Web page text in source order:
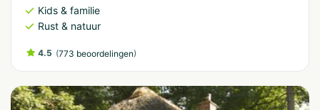
Kids & familie
Rust & natuur
4.5 (773 beoordelingen)